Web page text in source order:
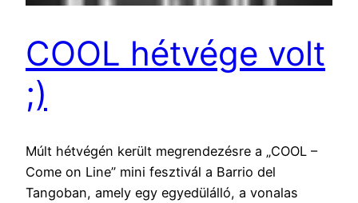
COOL hétvége volt
;)
Múlt hétvégén került megrendezésre a „COOL –
Come on Line” mini fesztivál a Barrio del
Tangoban, amely egy egyedülálló, a vonalas